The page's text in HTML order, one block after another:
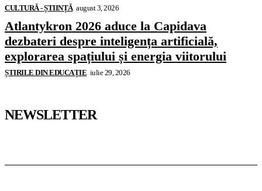
CULTURĂ - ȘTIINȚĂ august 3, 2026
Atlantykron 2026 aduce la Capidava
dezbateri despre inteligența artificială,
explorarea spațiului și energia viitorului
ȘTIRILE DIN EDUCAȚIE iulie 29, 2026
NEWSLETTER